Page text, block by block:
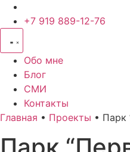
+7 919 889-12-76
Обо мне
Блог
СМИ
Контакты
Главная • Проекты • Парк